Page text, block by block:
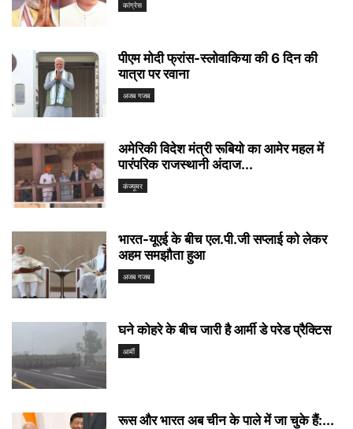
कांग्रेस
पीएम मोदी फ्रांस-स्लोवाकिया की 6 दिन की
यात्रा पर रवाना
अजब गजब
अमेरिकी विदेश मंत्री रूबियो का आमेर महल में
पारंपरिक राजस्थानी अंदाज...
कंज्यूमर
भारत-यूएई के बीच एल.पी.जी सप्लाई को लेकर
अहम समझौता हुआ
अजब गजब
घने कोहरे के बीच जारी है आर्मी डे परेड प्रैक्टिस
आर्मी
रूस और भारत अब चीन के पाले में जा चुके हैं:...